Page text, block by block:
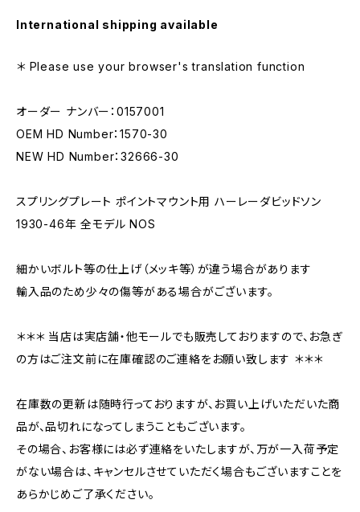
International shipping available
＊ Please use your browser's translation function
オーダー ナンバー：0157001
OEM HD Number：1570-30
NEW HD Number：32666-30
スプリングプレート ポイントマウント用 ハーレーダビッドソン
1930-46年 全モデル NOS
細かいボルト等の仕上げ（メッキ等）が違う場合があります
輸入品のため少々の傷等がある場合がございます。
＊＊＊ 当店は実店舗・他モールでも販売しておりますので、お急ぎ
の方はご注文前に在庫確認のご連絡をお願い致します ＊＊＊
在庫数の更新は随時行っておりますが、お買い上げいただいた商
品が、品切れになってしまうこともございます。
その場合、お客様には必ず連絡をいたしますが、万が一入荷予定
がない場合は、キャンセルさせていただく場合もございますことを
あらかじめご了承ください。